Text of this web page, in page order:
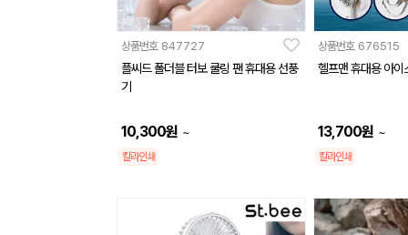
상품번호 847727
플씨드 폴더블 터보 쿨링 팬 휴대용 선풍
기
10,300원 ~
칼라인쇄
상품번호 676515
헬프맨 휴대용 아이
13,700원 ~
칼라인쇄